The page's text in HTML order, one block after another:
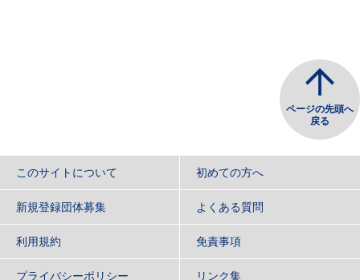
ページの先頭へ
戻る
このサイトについて 初めての方へ
新規登録団体募集 よくある質問
利用規約 免責事項
プライバシーポリシー リンク集